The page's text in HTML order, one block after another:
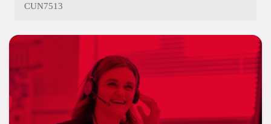
CUN7513